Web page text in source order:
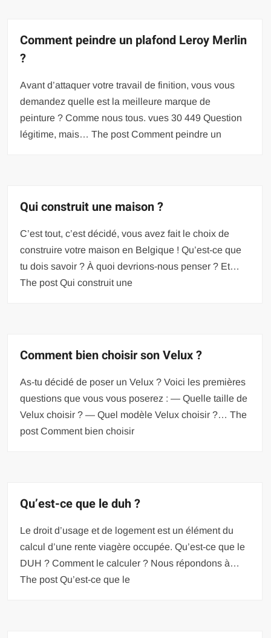
Comment peindre un plafond Leroy Merlin
?
Avant d’attaquer votre travail de finition, vous vous
demandez quelle est la meilleure marque de
peinture ? Comme nous tous. vues 30 449 Question
légitime, mais… The post Comment peindre un
Qui construit une maison ?
C’est tout, c’est décidé, vous avez fait le choix de
construire votre maison en Belgique ! Qu’est-ce que
tu dois savoir ? À quoi devrions-nous penser ? Et…
The post Qui construit une
Comment bien choisir son Velux ?
As-tu décidé de poser un Velux ? Voici les premières
questions que vous vous poserez : — Quelle taille de
Velux choisir ? — Quel modèle Velux choisir ?… The
post Comment bien choisir
Qu’est-ce que le duh ?
Le droit d’usage et de logement est un élément du
calcul d’une rente viagère occupée. Qu’est-ce que le
DUH ? Comment le calculer ? Nous répondons à…
The post Qu’est-ce que le